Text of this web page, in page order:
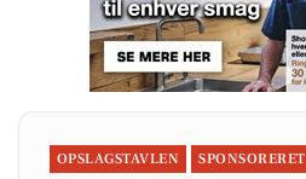
OPSLAGSTAVLEN SPONSORERET